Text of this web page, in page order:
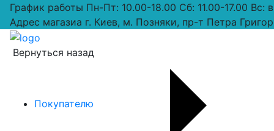
График работы Пн-Пт: 10.00-18.00 Сб: 11.00-17.00 Вс:
Адрес магазиа г. Киев, м. Позняки, пр-т Петра
Вернуться назад
Покупателю